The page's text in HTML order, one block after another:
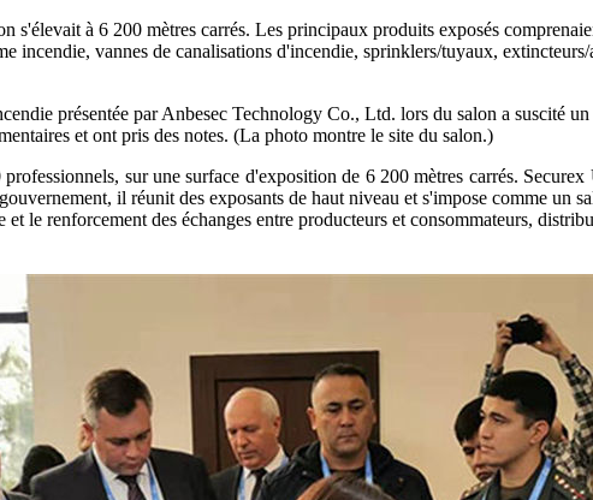
s'élevait à 6 200 mètres carrés. Les principaux produits exposés
incendie, vannes de canalisations d'incendie, sprinklers/tuyaux,
présentée par Anbesec Technology Co., Ltd. lors du salon a suscité
et ont pris des notes. (La photo montre le site du salon.)
sur une surface d'exposition de 6 200 mètres carrés.
il réunit des exposants de haut niveau et s'impose comme un
le renforcement des échanges entre producteurs et consommateurs,